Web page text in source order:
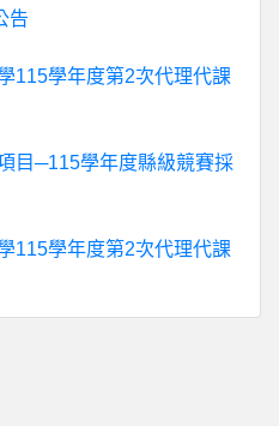
告
115學年度第2次代理代課
目─115學年度縣級競賽採
115學年度第2次代理代課